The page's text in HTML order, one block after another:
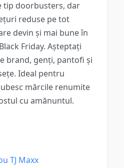
tip doorbusters, dar
reduse pe tot
devin și mai bune în
Friday. Așteptați
brand, genți, pantofi și
Ideal pentru
mărcile renumite
cu amănuntul.
TJ Maxx